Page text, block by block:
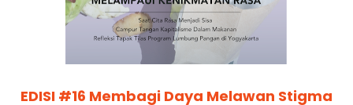
EDISI #16 Membagi Daya Melawan Stigma